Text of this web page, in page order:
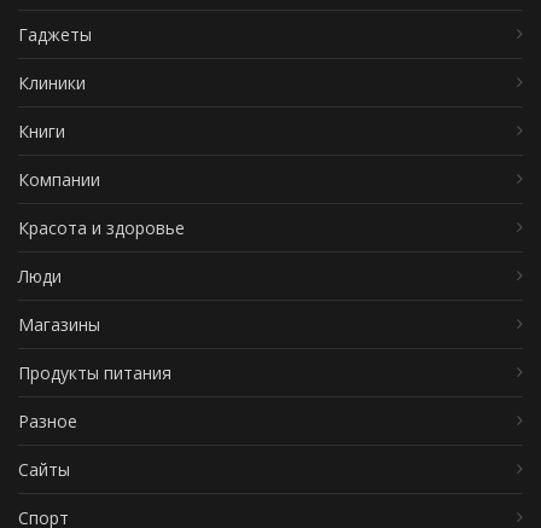
Гаджеты
Клиники
Книги
Компании
Красота и здоровье
Люди
Магазины
Продукты питания
Разное
Сайты
Спорт